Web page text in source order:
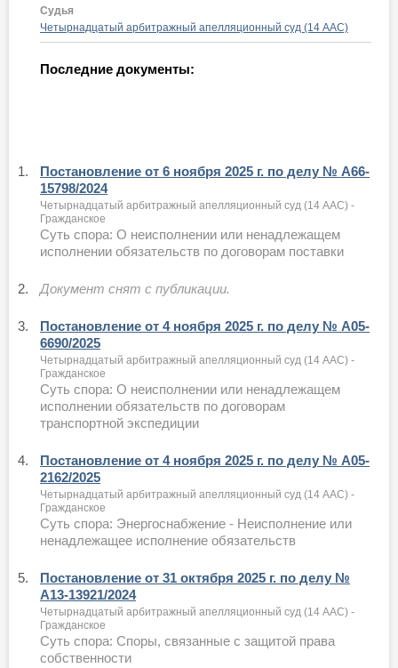
Судья
Четырнадцатый арбитражный апелляционный суд (14 ААС)
Последние документы:
1.
Постановление от 6 ноября 2025 г. по делу № А66-
15798/2024
Четырнадцатый арбитражный апелляционный суд (14 ААС) -
Гражданское
Суть спора: О неисполнении или ненадлежащем
исполнении обязательств по договорам поставки
2. Документ снят с публикации.
3.
Постановление от 4 ноября 2025 г. по делу № А05-
6690/2025
Четырнадцатый арбитражный апелляционный суд (14 ААС) -
Гражданское
Суть спора: О неисполнении или ненадлежащем
исполнении обязательств по договорам
транспортной экспедиции
4.
Постановление от 4 ноября 2025 г. по делу № А05-
2162/2025
Четырнадцатый арбитражный апелляционный суд (14 ААС) -
Гражданское
Суть спора: Энергоснабжение - Неисполнение или
ненадлежащее исполнение обязательств
5.
Постановление от 31 октября 2025 г. по делу №
А13-13921/2024
Четырнадцатый арбитражный апелляционный суд (14 ААС) -
Гражданское
Суть спора: Споры, связанные с защитой права
собственности